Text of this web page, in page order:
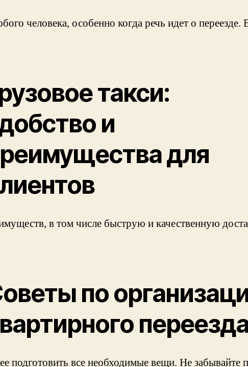
человека, особенно когда речь идет о
такси:
и
для
в том числе быструю и качественную
по
все необходимые вещи. Не забывайте